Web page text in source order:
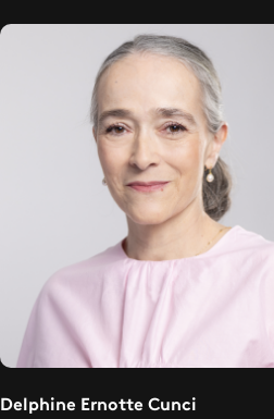
Delphine Ernotte Cunci